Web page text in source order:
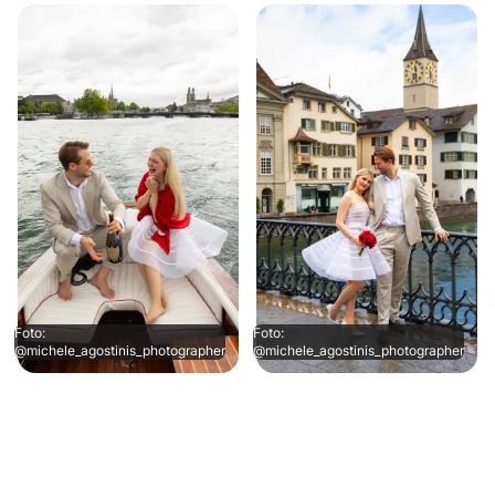
Foto:
@michele_agostinis_photographer
Foto:
@michele_agostinis_photographer